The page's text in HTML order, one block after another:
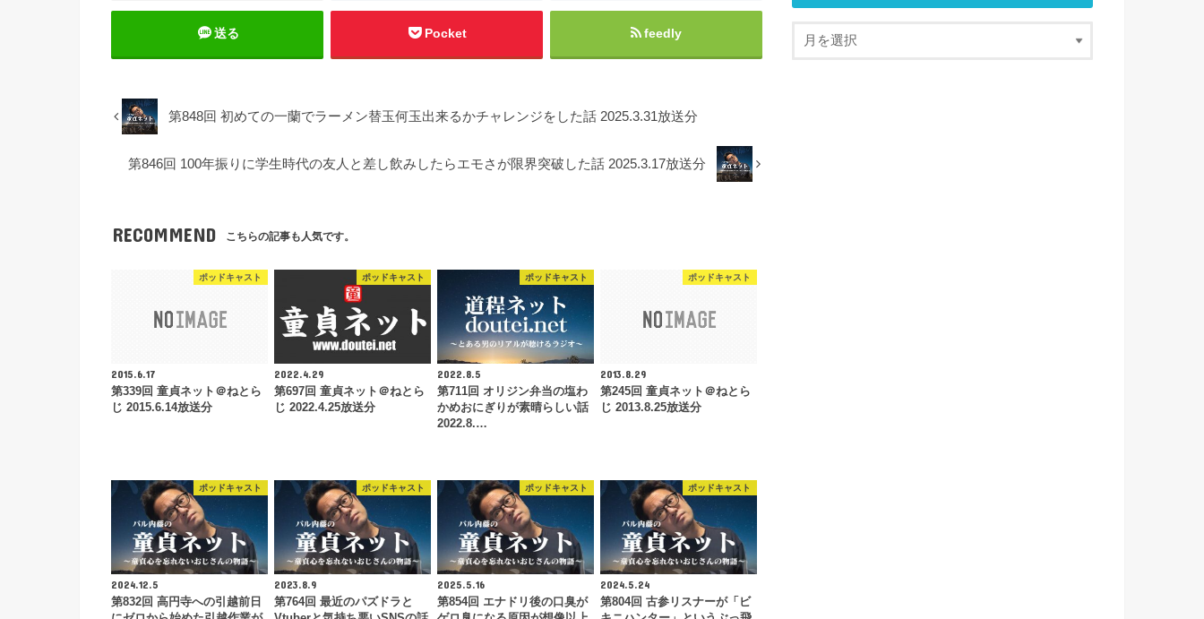
印
く
だ
送る Pocket feedly
第848回 初めての一蘭でラーメン替玉何玉出来るかチャレンジをした話 2025.3.31放送分
第846回 100年振りに学生時代の友人と差し飲みしたらエモさが限界突破した話 2025.3.17放送分
RECOMMEND こちらの記事も人気です。
ポッドキャスト
2015.6.17
第339回 童貞ネット＠ねとら
じ 2015.6.14放送分
ポッドキャスト
2022.4.29
第697回 童貞ネット＠ねとら
じ 2022.4.25放送分
ポッドキャスト
2022.8.5
第711回 オリジン弁当の塩わ
かめおにぎりが素晴らしい話
2022.8.…
ポッドキャスト
2013.8.29
第245回 童貞ネット＠ねとら
じ 2013.8.25放送分
ポッドキャスト
2024.12.5
第832回 高円寺への引越前日
ポッドキャスト
2023.8.9
第764回 最近のパズドラと
ポッドキャスト
2025.5.16
第854回 エナドリ後の口臭が
ポッドキャスト
2024.5.24
第804回 古参リスナーが「ビ